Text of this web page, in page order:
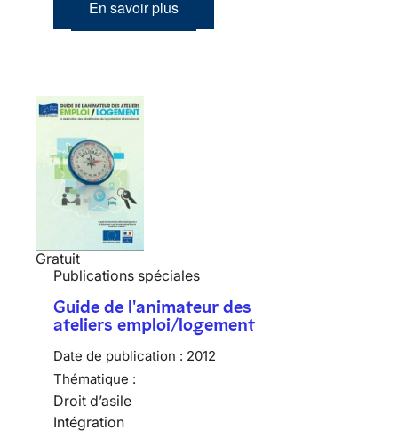
En savoir plus
Gratuit
Publications spéciales
Guide de l'animateur des
ateliers emploi/logement
Date de publication : 2012
Thématique :
Droit d’asile
Intégration